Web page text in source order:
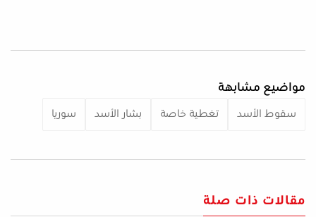
مواضيع مشابهة
سقوط الأسد تغطية خاصة بشار الأسد سوريا
مقالات ذات صلة